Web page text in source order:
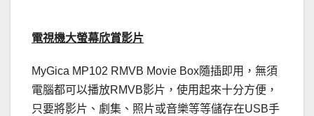
電視機大螢幕欣賞影片
MyGica MP102 RMVB Movie Box隨插即用，無須
電腦都可以播放RMVB影片，使用起來十分方便，
只要將影片、劇集、照片或音樂等等儲存在USB手